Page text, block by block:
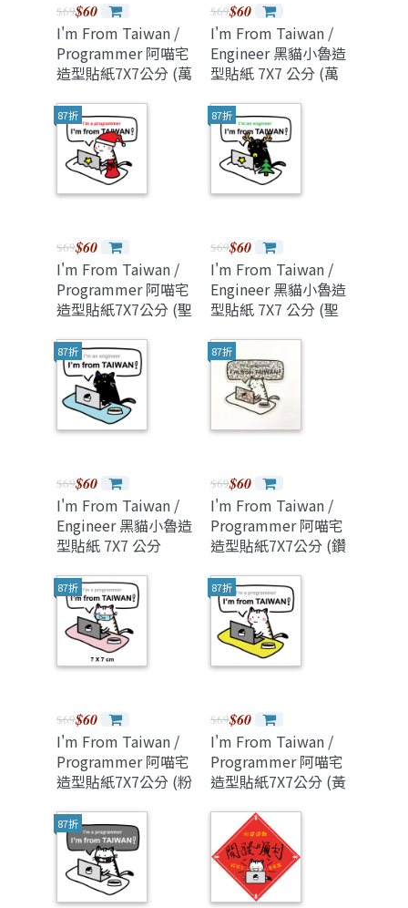
$69$60
I'm From Taiwan /
Programmer 阿喵宅
造型貼紙7X7公分 (萬
$69$60
I'm From Taiwan /
Engineer 黑貓小魯造
型貼紙 7X7 公分 (萬
87折
$69$60
I'm From Taiwan /
Programmer 阿喵宅
造型貼紙7X7公分 (聖
87折
$69$60
I'm From Taiwan /
Engineer 黑貓小魯造
型貼紙 7X7 公分 (聖
87折
$69$60
I'm From Taiwan /
Engineer 黑貓小魯造
型貼紙 7X7 公分
87折
$69$60
I'm From Taiwan /
Programmer 阿喵宅
造型貼紙7X7公分 (鑽
87折
$69$60
I'm From Taiwan /
Programmer 阿喵宅
造型貼紙7X7公分 (粉
87折
$69$60
I'm From Taiwan /
Programmer 阿喵宅
造型貼紙7X7公分 (黃
87折